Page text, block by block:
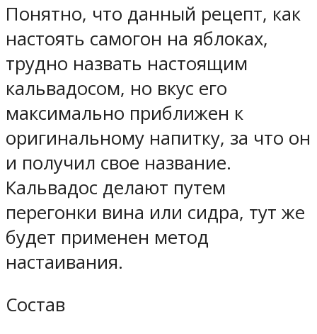
Понятно, что данный рецепт, как
настоять самогон на яблоках,
трудно назвать настоящим
кальвадосом, но вкус его
максимально приближен к
оригинальному напитку, за что он
и получил свое название.
Кальвадос делают путем
перегонки вина или сидра, тут же
будет применен метод
настаивания.
Состав